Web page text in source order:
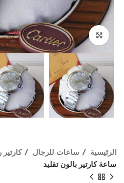
اضغط للتكبير
الرئيسية ساعات للرجال
ساعة كارتير بالون تقليد